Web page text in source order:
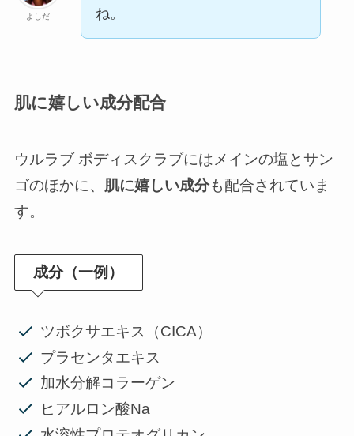
よしだ
ね。
肌に嬉しい成分配合
ウルラブ ボディスクラブにはメインの塩とサン
ゴのほかに、 肌に嬉しい成分も配合されていま
す。
成分（一例）
ツボクサエキス（CICA）
プラセンタエキス
加水分解コラーゲン
ヒアルロン酸Na